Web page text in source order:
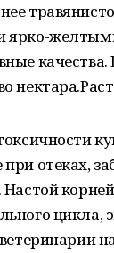
отеках,
Настой
цикла,